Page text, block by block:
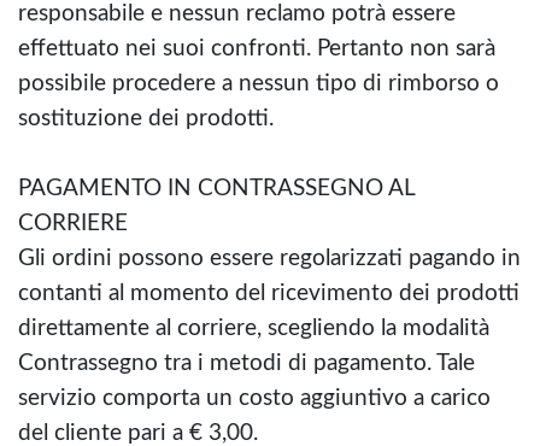
responsabile e nessun reclamo potrà essere
effettuato nei suoi confronti. Pertanto non sarà
possibile procedere a nessun tipo di rimborso o
sostituzione dei prodotti.
PAGAMENTO IN CONTRASSEGNO AL
CORRIERE
Gli ordini possono essere regolarizzati pagando in
contanti al momento del ricevimento dei prodotti
direttamente al corriere, scegliendo la modalità
Contrassegno tra i metodi di pagamento. Tale
servizio comporta un costo aggiuntivo a carico
del cliente pari a € 3,00.